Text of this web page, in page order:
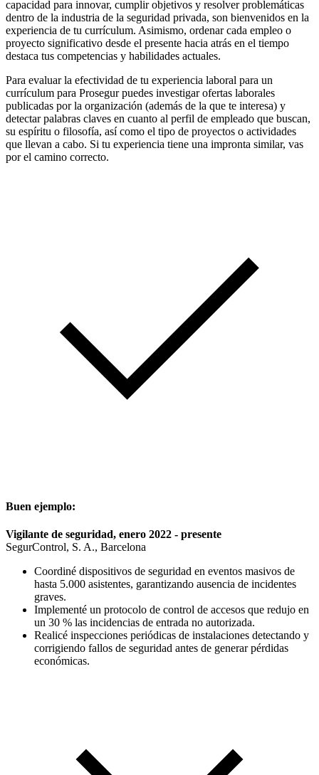
capacidad para innovar, cumplir objetivos y resolver problemáticas
dentro de la industria de la seguridad privada, son bienvenidos en la
experiencia de tu currículum. Asimismo, ordenar cada empleo o
proyecto significativo desde el presente hacia atrás en el tiempo
destaca tus competencias y habilidades actuales.
Para evaluar la efectividad de tu experiencia laboral para un
currículum para Prosegur puedes investigar ofertas laborales
publicadas por la organización (además de la que te interesa) y
detectar palabras claves en cuanto al perfil de empleado que buscan,
su espíritu o filosofía, así como el tipo de proyectos o actividades
que llevan a cabo. Si tu experiencia tiene una impronta similar, vas
por el camino correcto.
Buen ejemplo:
Vigilante de seguridad, enero 2022 - presente
SegurControl, S. A., Barcelona
Coordiné dispositivos de seguridad en eventos masivos de
hasta 5.000 asistentes, garantizando ausencia de incidentes
graves.
Implementé un protocolo de control de accesos que redujo en
un 30 % las incidencias de entrada no autorizada.
Realicé inspecciones periódicas de instalaciones detectando y
corrigiendo fallos de seguridad antes de generar pérdidas
económicas.